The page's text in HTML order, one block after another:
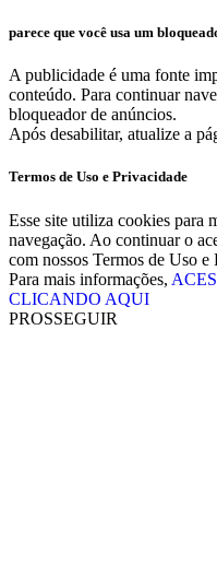
parece que você usa um
A publicidade é uma fonte
conteúdo. Para continuar
bloqueador de anúncios.
Após desabilitar, atualize a
Termos de Uso e Privacidade
Esse site utiliza cookies para
navegação. Ao continuar o
com nossos Termos de Uso e
Para mais informações,
CLICANDO AQUI
PROSSEGUIR